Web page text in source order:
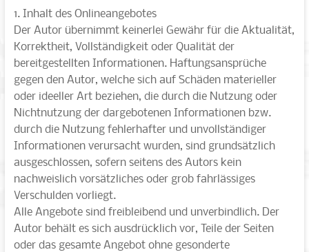
1. Inhalt des Onlineangebotes
Der Autor übernimmt keinerlei Gewähr für die Aktualität,
Korrektheit, Vollständigkeit oder Qualität der
bereitgestellten Informationen. Haftungsansprüche
gegen den Autor, welche sich auf Schäden materieller
oder ideeller Art beziehen, die durch die Nutzung oder
Nichtnutzung der dargebotenen Informationen bzw.
durch die Nutzung fehlerhafter und unvollständiger
Informationen verursacht wurden, sind grundsätzlich
ausgeschlossen, sofern seitens des Autors kein
nachweislich vorsätzliches oder grob fahrlässiges
Verschulden vorliegt.
Alle Angebote sind freibleibend und unverbindlich. Der
Autor behält es sich ausdrücklich vor, Teile der Seiten
oder das gesamte Angebot ohne gesonderte